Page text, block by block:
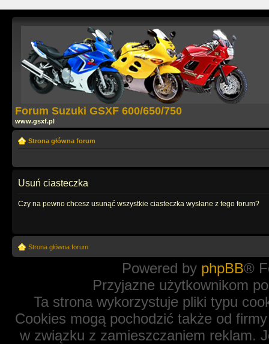
Forum Suzuki GSXF 600/650/750
www.gsxf.pl
Strona główna forum
Usuń ciasteczka
Czy na pewno chcesz usunąć wszystkie ciasteczka wysłane z tego forum?
Strona główna forum
Powered by phpBB®
Przyjazne użytkownikom
Ta strona wykorzystuje pliki typu
Cookies mogą pochodzić także od
w związku z zamieszczaniem reklam.